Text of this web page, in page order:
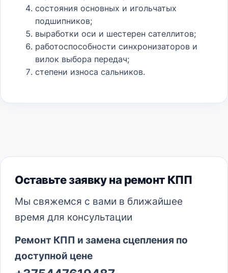
состояния основных и игольчатых
подшипников;
выработки оси и шестерен сателлитов;
работоспособности синхронизаторов и
вилок выбора передач;
степени износа сальников.
Оставьте заявку на ремонт КПП
Мы свяжемся с вами в ближайшее
время для консультации
Ремонт КПП и замена сцепления по
доступной цене